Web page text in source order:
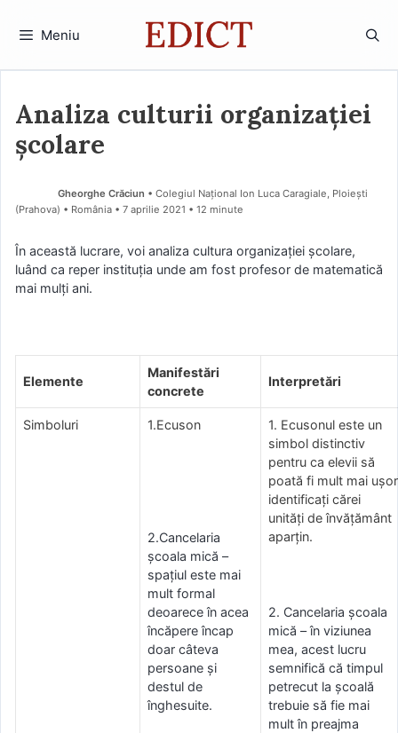
Meniu
Analiza culturii organizației
școlare
Gheorghe Crăciun • Colegiul Național Ion Luca Caragiale, Ploiești
(Prahova) • România
7 aprilie 2021 • 12 minute
În această lucrare, voi analiza cultura organizației școlare,
luând ca reper instituția unde am fost profesor de matematică
mai mulți ani.
Elemente
Manifestări
concrete
Interpretări
Simboluri 1.Ecuson
2.Cancelaria
școala mică –
spațiul este mai
mult formal
deoarece în acea
încăpere încap
doar câteva
persoane și
destul de
înghesuite.
1. Ecusonul este un
simbol distinctiv
pentru ca elevii să
poată fi mult mai ușor
identificați cărei
unități de învățământ
aparțin.
2. Cancelaria școala
mică – în viziunea
mea, acest lucru
semnifică că timpul
petrecut la școală
trebuie să fie mai
mult în preajma